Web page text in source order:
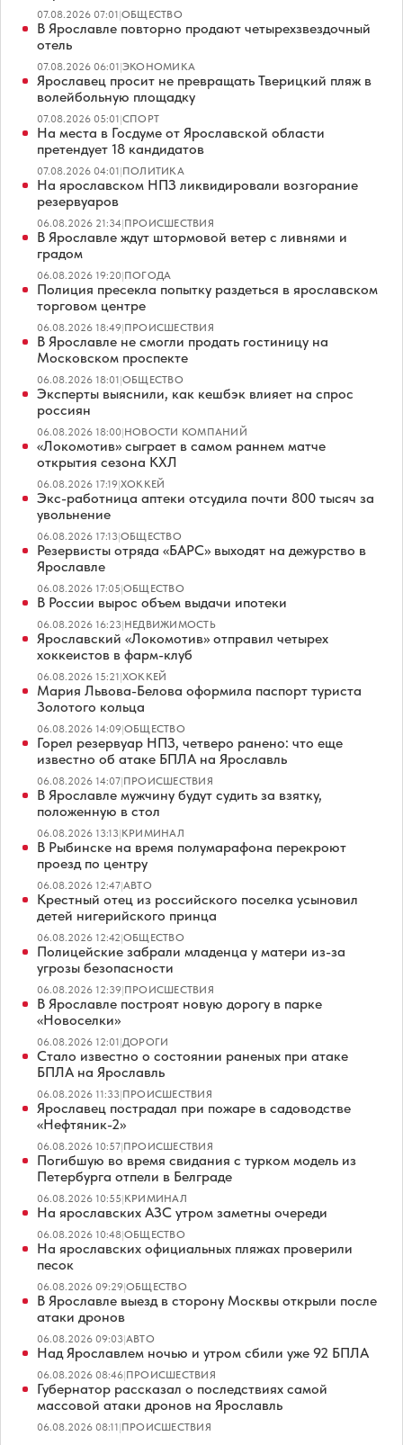
07.08.2026 07:01|ОБЩЕСТВО
В Ярославле повторно продают четырехзвездочный
отель
07.08.2026 06:01|ЭКОНОМИКА
Ярославец просит не превращать Тверицкий пляж в
волейбольную площадку
07.08.2026 05:01|СПОРТ
На места в Госдуме от Ярославской области
претендует 18 кандидатов
07.08.2026 04:01|ПОЛИТИКА
На ярославском НПЗ ликвидировали возгорание
резервуаров
06.08.2026 21:34|ПРОИСШЕСТВИЯ
В Ярославле ждут штормовой ветер с ливнями и
градом
06.08.2026 19:20|ПОГОДА
Полиция пресекла попытку раздеться в ярославском
торговом центре
06.08.2026 18:49|ПРОИСШЕСТВИЯ
В Ярославле не смогли продать гостиницу на
Московском проспекте
06.08.2026 18:01|ОБЩЕСТВО
Эксперты выяснили, как кешбэк влияет на спрос
россиян
06.08.2026 18:00|НОВОСТИ КОМПАНИЙ
«Локомотив» сыграет в самом раннем матче
открытия сезона КХЛ
06.08.2026 17:19|ХОККЕЙ
Экс-работница аптеки отсудила почти 800 тысяч за
увольнение
06.08.2026 17:13|ОБЩЕСТВО
Резервисты отряда «БАРС» выходят на дежурство в
Ярославле
06.08.2026 17:05|ОБЩЕСТВО
В России вырос объем выдачи ипотеки
06.08.2026 16:23|НЕДВИЖИМОСТЬ
Ярославский «Локомотив» отправил четырех
хоккеистов в фарм-клуб
06.08.2026 15:21|ХОККЕЙ
Мария Львова-Белова оформила паспорт туриста
Золотого кольца
06.08.2026 14:09|ОБЩЕСТВО
Горел резервуар НПЗ, четверо ранено: что еще
известно об атаке БПЛА на Ярославль
06.08.2026 14:07|ПРОИСШЕСТВИЯ
В Ярославле мужчину будут судить за взятку,
положенную в стол
06.08.2026 13:13|КРИМИНАЛ
В Рыбинске на время полумарафона перекроют
проезд по центру
06.08.2026 12:47|АВТО
Крестный отец из российского поселка усыновил
детей нигерийского принца
06.08.2026 12:42|ОБЩЕСТВО
Полицейские забрали младенца у матери из-за
угрозы безопасности
06.08.2026 12:39|ПРОИСШЕСТВИЯ
В Ярославле построят новую дорогу в парке
«Новоселки»
06.08.2026 12:01|ДОРОГИ
Стало известно о состоянии раненых при атаке
БПЛА на Ярославль
06.08.2026 11:33|ПРОИСШЕСТВИЯ
Ярославец пострадал при пожаре в садоводстве
«Нефтяник-2»
06.08.2026 10:57|ПРОИСШЕСТВИЯ
Погибшую во время свидания с турком модель из
Петербурга отпели в Белграде
06.08.2026 10:55|КРИМИНАЛ
На ярославских АЗС утром заметны очереди
06.08.2026 10:48|ОБЩЕСТВО
На ярославских официальных пляжах проверили
песок
06.08.2026 09:29|ОБЩЕСТВО
В Ярославле выезд в сторону Москвы открыли после
атаки дронов
06.08.2026 09:03|АВТО
Над Ярославлем ночью и утром сбили уже 92 БПЛА
06.08.2026 08:46|ПРОИСШЕСТВИЯ
Губернатор рассказал о последствиях самой
массовой атаки дронов на Ярославль
06.08.2026 08:11|ПРОИСШЕСТВИЯ